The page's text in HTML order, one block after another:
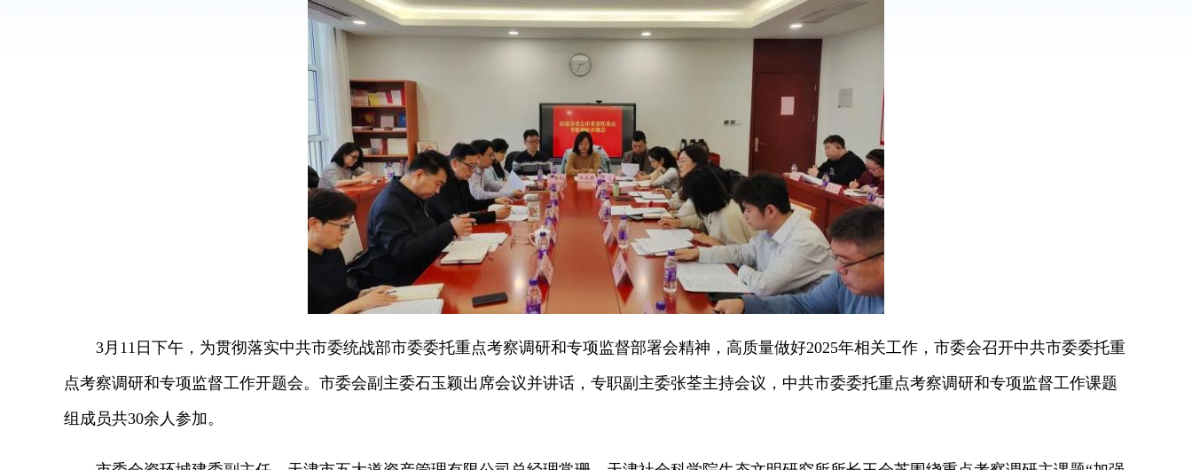
3月11日下午，为贯彻落实中共市委统战部市委委托重点考察调研和专项监督部署会精神，高质量做好2025年相关工作，市委会召开中共市委委托重
点考察调研和专项监督工作开题会。市委会副主委石玉颖出席会议并讲话，专职副主委张荃主持会议，中共市委委托重点考察调研和专项监督工作课题
组成员共30余人参加。